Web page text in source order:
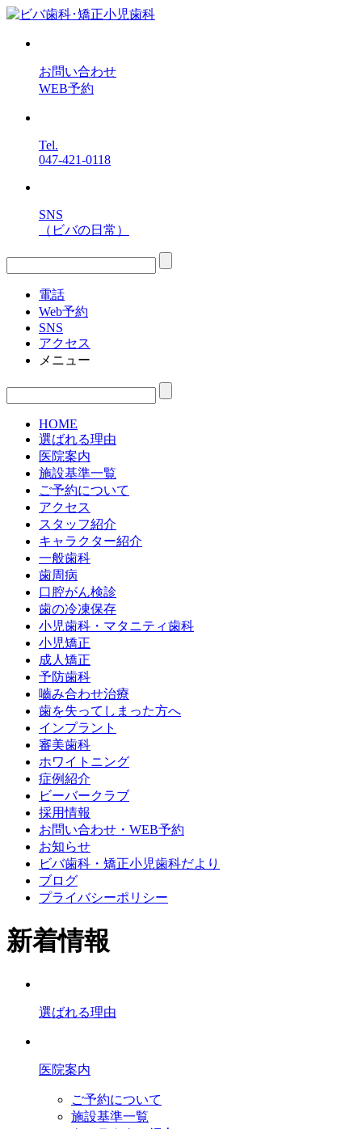
お問い合わせ
WEB予約
Tel.
047-421-0118
SNS
（ビバの日常）
電話
Web予約
SNS
アクセス
メニュー
HOME
選ばれる理由
医院案内
施設基準一覧
ご予約について
アクセス
スタッフ紹介
キャラクター紹介
一般歯科
歯周病
口腔がん検診
歯の冷凍保存
小児歯科・マタニティ歯科
小児矯正
成人矯正
予防歯科
嚙み合わせ治療
歯を失ってしまった方へ
インプラント
審美歯科
ホワイトニング
症例紹介
ビーバークラブ
採用情報
お問い合わせ・WEB予約
お知らせ
ビバ歯科・矯正小児歯科だより
ブログ
プライバシーポリシー
新着情報
選ばれる理由
医院案内
ご予約について
施設基準一覧